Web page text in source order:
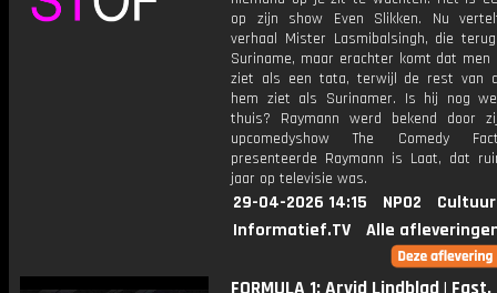
op zijn show Even Slikken. Nu
verhaal Mister Lasmibalsingh, die
Suriname, maar erachter komt dat men
ziet als een tata, terwijl de rest van
hem ziet als Surinamer. Is hij nog
thuis? Raymann werd bekend door
upcomedyshow The Comedy
presenteerde Raymann is Laat, dat
jaar op televisie was.
29-04-2026 14:15 NPO2
Informatief.TV
Alle